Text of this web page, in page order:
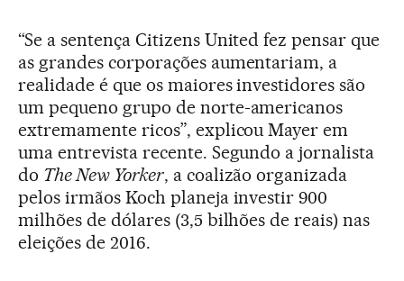
“Se a sentença Citizens United fez pensar que
as grandes corporações aumentariam, a
realidade é que os maiores investidores são
um pequeno grupo de norte-americanos
extremamente ricos”, explicou Mayer em
uma entrevista recente. Segundo a jornalista
do The New Yorker, a coalizão organizada
pelos irmãos Koch planeja investir 900
milhões de dólares (3,5 bilhões de reais) nas
eleições de 2016.